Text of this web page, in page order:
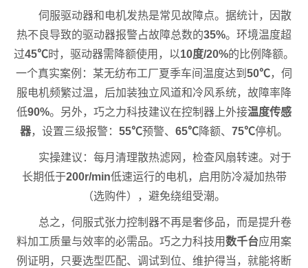
伺服驱动器和电机发热是常见故障点。据统计，因散
热不良导致的驱动器报警占故障总数的35%。环境温度超
过45℃时，驱动器需降额使用，以10度/20%的比例降额。
一个真实案例：某无纺布工厂夏季车间温度达到 50℃，伺
服电机频繁过温，后加装独立风道和冷风系统，故障率降
低90%。另外，巧之力科技建议在控制器上外接温度传感
器，设置三级报警： 55℃预警、 65℃降额、 75℃停机。
实操建议：每月清理散热滤网，检查风扇转速。对于
长期低于200r/min低速运行的电机，启用防冷凝加热带
（选购件），避免绕组受潮。
总之，伺服式张力控制器不再是奢侈品，而是提升卷
料加工质量与效率的必需品。巧之力科技用数千台应用案
例证明，只要选型匹配、调试到位、维护得当，就能将断